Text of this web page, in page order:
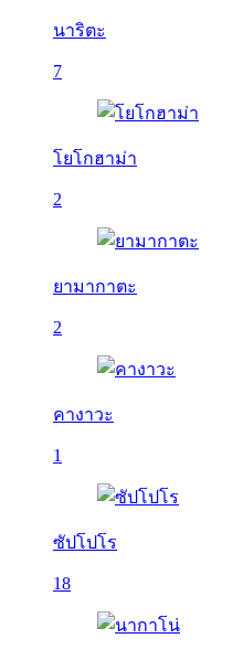
นาริตะ
7
โยโกฮาม่า
2
ยามากาตะ
2
คางาวะ
1
ซัปโปโร
18